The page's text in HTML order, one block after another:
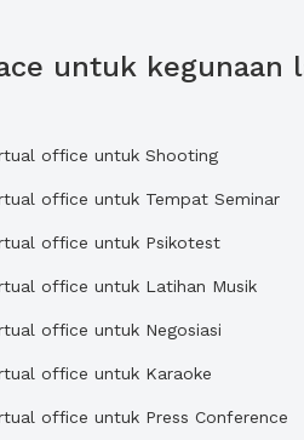
untuk kegunaan
office untuk Shooting
office untuk Tempat Seminar
office untuk Psikotest
office untuk Latihan Musik
office untuk Negosiasi
office untuk Karaoke
office untuk Press Conference